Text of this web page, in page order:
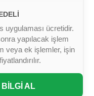
uygulaması ücretidir.
yapılacak işlem
veya ek işlemler, işin
AL